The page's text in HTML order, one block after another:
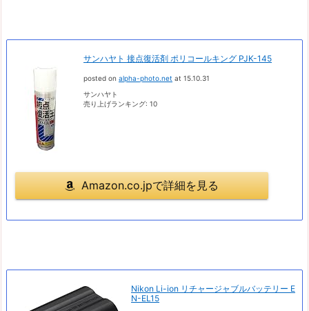
サンハヤト 接点復活剤 ポリコールキング PJK-145
posted on alpha-photo.net at 15.10.31
サンハヤト
売り上げランキング: 10
Amazon.co.jpで詳細を見る
Nikon Li-ion リチャージャブルバッテリー E
N-EL15